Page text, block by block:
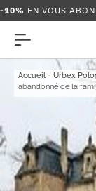
-10% EN VOUS
Accueil - Urbex
abandonné de la